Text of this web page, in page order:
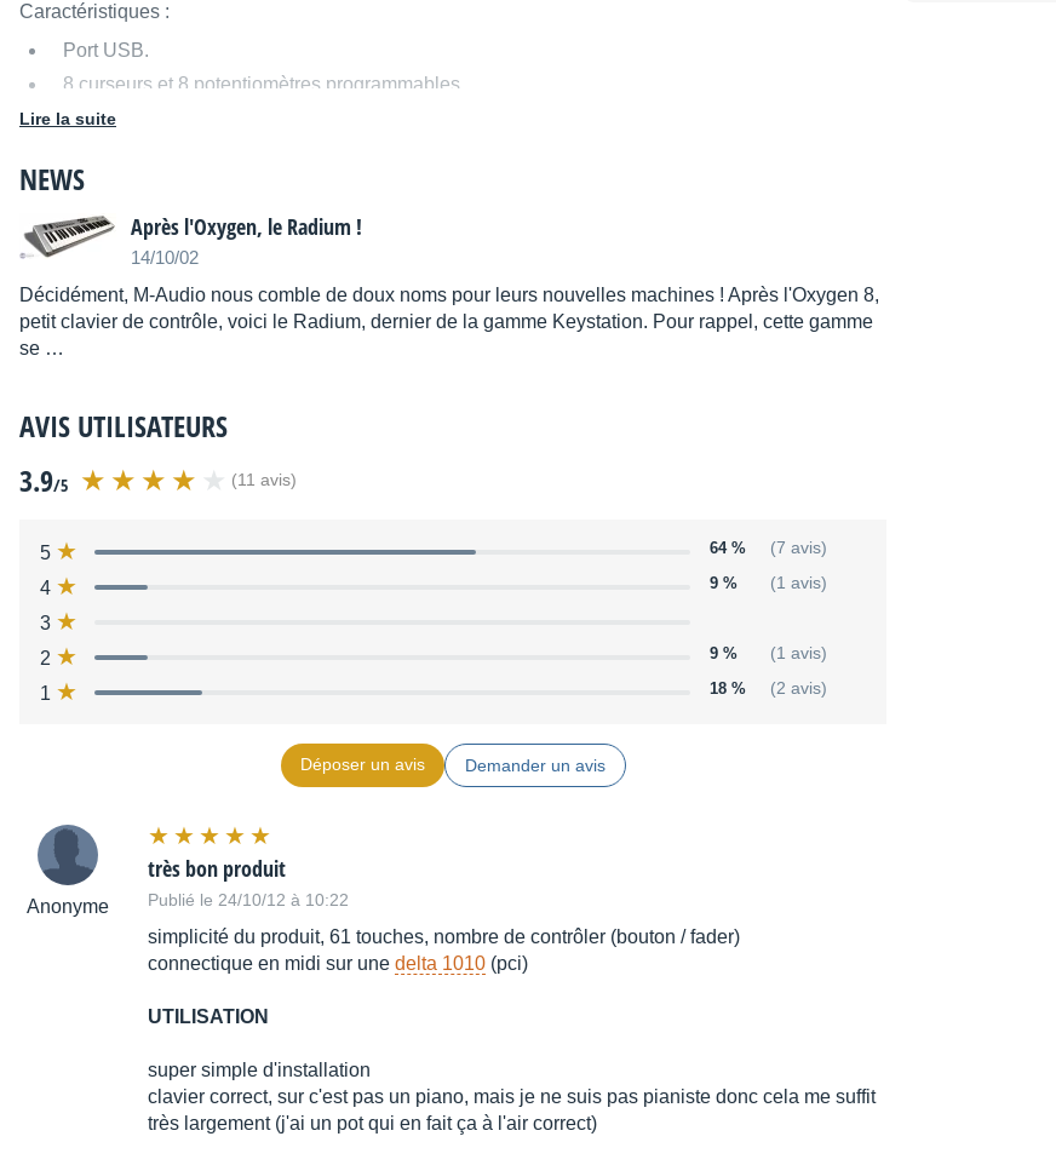
Caractéristiques :
Port USB.
8 curseurs et 8 potentiomètres programmables.
Source : M-Audio
Distribué par
Lire la suite
NEWS
Après l'Oxygen, le Radium !
14/10/02
Décidément, M-Audio nous comble de doux noms pour leurs nouvelles machines ! Après l'Oxygen 8,
petit clavier de contrôle, voici le Radium, dernier de la gamme Keystation. Pour rappel, cette gamme
se …
AVIS UTILISATEURS
3.9/5 (11 avis)
5 64 % (7 avis)
4 9 % (1 avis)
3
2
9 % (1 avis)
1 18 % (2 avis)
Déposer un avis Demander un avis
Anonyme
très bon produit
Publié le 24/10/12 à 10:22
simplicité du produit, 61 touches, nombre de contrôler (bouton / fader)
connectique en midi sur une delta 1010 (pci)
UTILISATION
super simple d'installation
clavier correct, sur c'est pas un piano, mais je ne suis pas pianiste donc cela me suffit
très largement (j'ai un pot qui en fait ça à l'air correct)